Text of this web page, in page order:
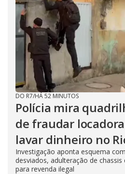
DO R7/HÁ 52 MINUTOS
Polícia mira
de fraudar
lavar dinheiro no
Investigação aponta esquema
desviados, adulteração de
para revenda ilegal